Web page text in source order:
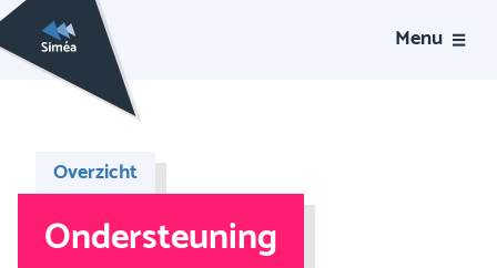
Menu
Overzicht
Ondersteuning